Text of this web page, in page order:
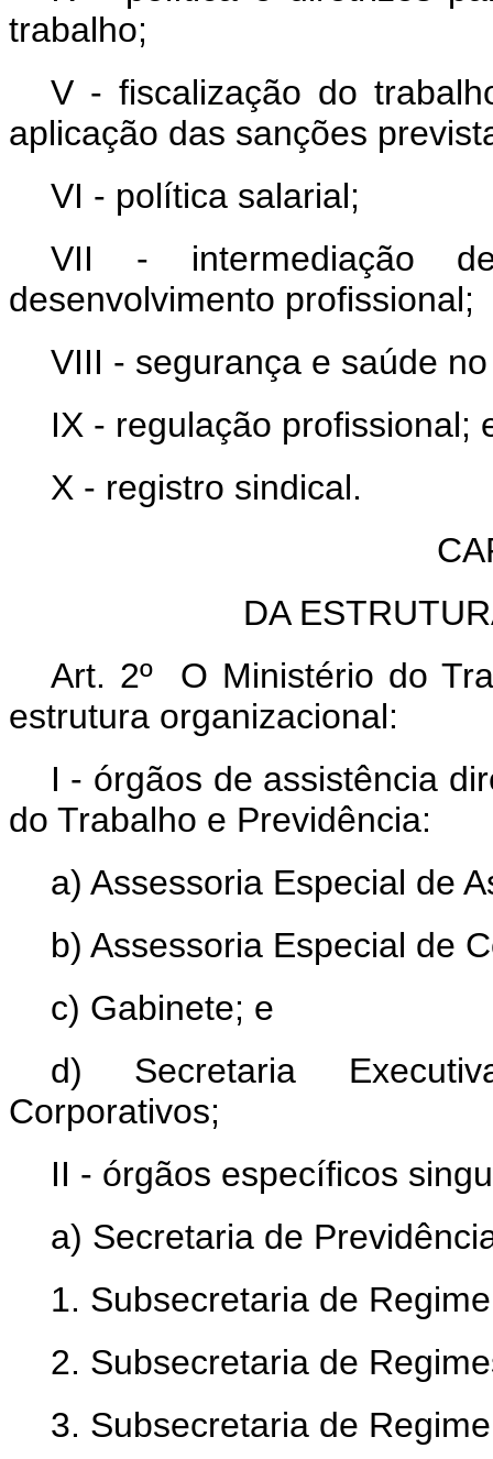
trabalho;
V - fiscalização do
aplicação das sanções
VI - política salarial;
VII - intermediação
desenvolvimento profissional;
VIII - segurança e saúde
IX - regulação profissional;
X - registro sindical.
DA
Art. 2º O Ministério do
estrutura organizacional:
I - órgãos de assistência
do Trabalho e Previdência:
a) Assessoria Especial de
b) Assessoria Especial de
c) Gabinete; e
d) Secretaria
Corporativos;
II - órgãos específicos
a) Secretaria de
1. Subsecretaria de
2. Subsecretaria de
3. Subsecretaria de